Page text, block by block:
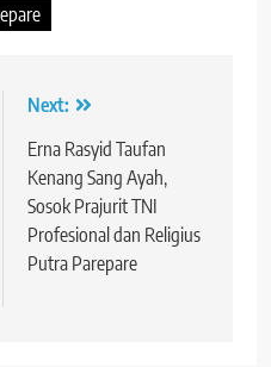
Next:
Erna Rasyid Taufan
Kenang Sang Ayah,
Sosok Prajurit TNI
Profesional dan Religius
Putra Parepare